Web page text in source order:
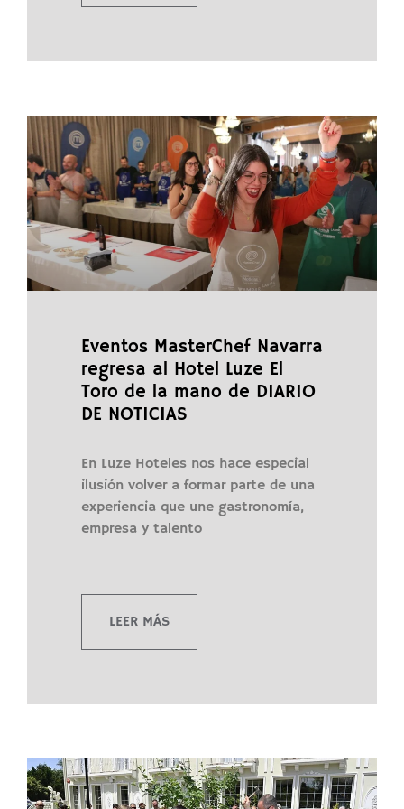
Eventos MasterChef Navarra
regresa al Hotel Luze El
Toro de la mano de DIARIO
DE NOTICIAS
En Luze Hoteles nos hace especial
ilusión volver a formar parte de una
experiencia que une gastronomía,
empresa y talento
LEER MÁS